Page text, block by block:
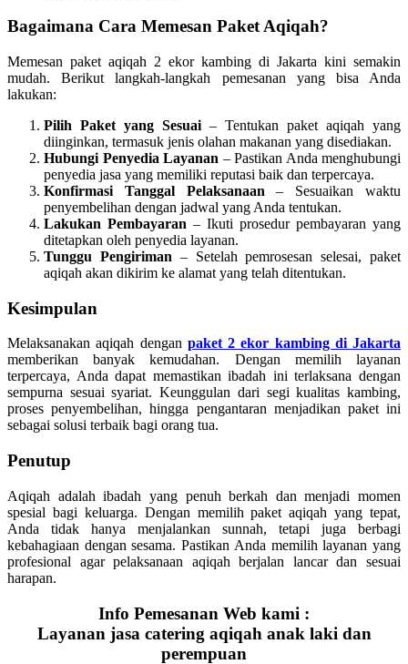
Bagaimana Cara Memesan Paket Aqiqah?
Memesan paket aqiqah 2 ekor kambing di Jakarta kini semakin
mudah. Berikut langkah-langkah pemesanan yang bisa Anda
lakukan:
Pilih Paket yang Sesuai – Tentukan paket aqiqah yang
diinginkan, termasuk jenis olahan makanan yang disediakan.
Hubungi Penyedia Layanan – Pastikan Anda menghubungi
penyedia jasa yang memiliki reputasi baik dan terpercaya.
Konfirmasi Tanggal Pelaksanaan – Sesuaikan waktu
penyembelihan dengan jadwal yang Anda tentukan.
Lakukan Pembayaran – Ikuti prosedur pembayaran yang
ditetapkan oleh penyedia layanan.
Tunggu Pengiriman – Setelah pemrosesan selesai, paket
aqiqah akan dikirim ke alamat yang telah ditentukan.
Kesimpulan
Melaksanakan aqiqah dengan paket 2 ekor kambing di Jakarta
memberikan banyak kemudahan. Dengan memilih layanan
terpercaya, Anda dapat memastikan ibadah ini terlaksana dengan
sempurna sesuai syariat. Keunggulan dari segi kualitas kambing,
proses penyembelihan, hingga pengantaran menjadikan paket ini
sebagai solusi terbaik bagi orang tua.
Penutup
Aqiqah adalah ibadah yang penuh berkah dan menjadi momen
spesial bagi keluarga. Dengan memilih paket aqiqah yang tepat,
Anda tidak hanya menjalankan sunnah, tetapi juga berbagi
kebahagiaan dengan sesama. Pastikan Anda memilih layanan yang
profesional agar pelaksanaan aqiqah berjalan lancar dan sesuai
harapan.
Info Pemesanan Web kami :
Layanan jasa catering aqiqah anak laki dan
perempuan